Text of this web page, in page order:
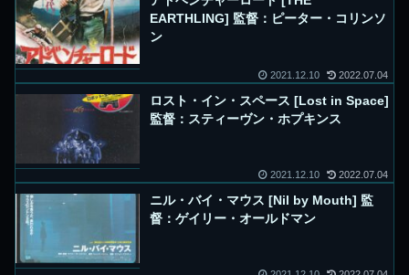
EARTHLING] 監督：ピーター・コリンソ
ン
2021.12.10 2022.07.04
ロスト・イン・スペース [Lost in Space]
監督：スティーヴン・ホプキンス
2021.12.10 2022.07.04
ニル・バイ・マウス [Nil by Mouth] 監
督：ゲイリー・オールドマン